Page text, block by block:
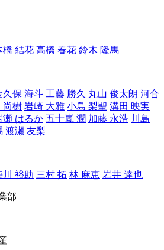
橋 結花 高橋 春花 鈴木 隆馬
久保 海斗 工藤 勝久 丸山 俊太朗 河合
尚樹 岩崎 大雅 小島 梨聖 溝田 映実
瀬 はるか 五十嵐 潤 加藤 永浩 川島
渡瀬 友梨
川 裕助 三村 拓 林 麻恵 岩井 達也
部